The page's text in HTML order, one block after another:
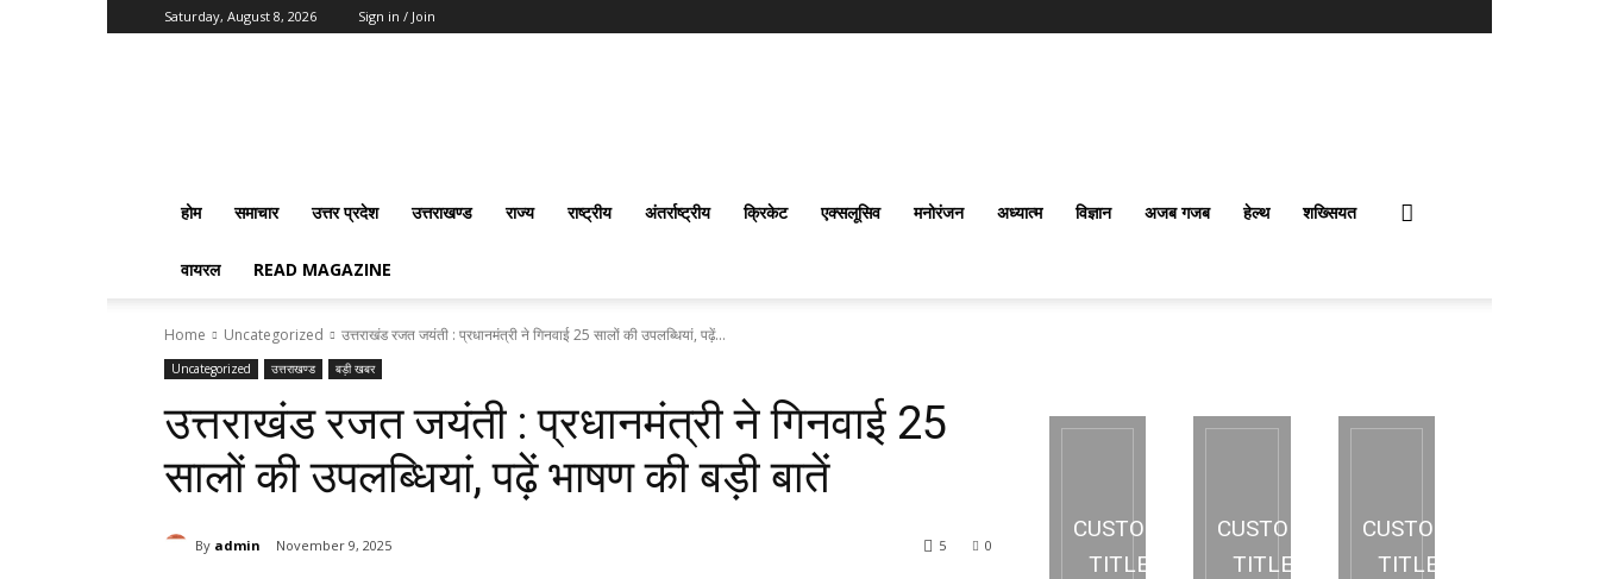
Saturday, August 8, 2026 Sign in / Join
होम समाचार उत्तर प्रदेश उत्तराखण्ड राज्य राष्ट्रीय अंतर्राष्‍ट्रीय क्रिकेट एक्सलूसिव मनोरंजन अध्यात्म विज्ञान अजब गजब हेल्थ शख्सियत
वायरल READ MAGAZINE
Home Uncategorized उत्तराखंड रजत जयंती : प्रधानमंत्री ने गिनवाई 25 सालों की उपलब्धियां, पढ़ें...
Uncategorized उत्तराखण्ड बड़ी खबर
उत्तराखंड रजत जयंती : प्रधानमंत्री ने गिनवाई 25
सालों की उपलब्धियां, पढ़ें भाषण की बड़ी बातें
By admin November 9, 2025 0
5
CUSTOM
TITLE
CUSTOM
TITLE
CUSTOM
TITLE